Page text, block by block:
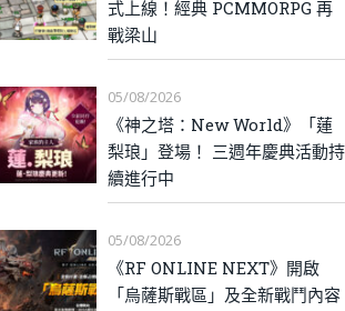
式上線！經典 PCMMORPG 再
戰梁山
05/08/2026
《神之塔：New World》「蓮
梨琅」登場！ 三週年慶典活動持
續進行中
05/08/2026
《RF ONLINE NEXT》開啟
「烏薩斯戰區」及全新戰鬥內容